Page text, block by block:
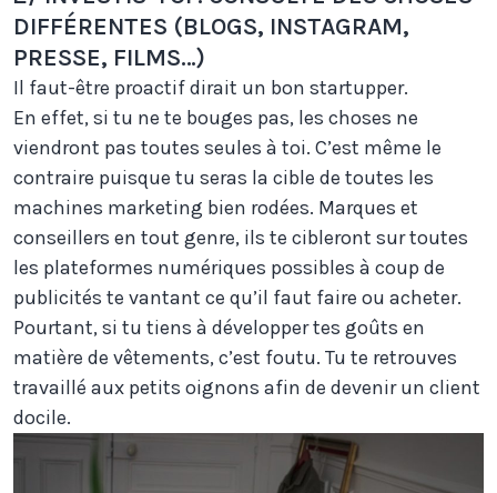
DIFFÉRENTES (BLOGS, INSTAGRAM,
PRESSE, FILMS…)
Il faut-être proactif dirait un bon startupper.
En effet, si tu ne te bouges pas, les choses ne
viendront pas toutes seules à toi. C’est même le
contraire puisque tu seras la cible de toutes les
machines marketing bien rodées. Marques et
conseillers en tout genre, ils te cibleront sur toutes
les plateformes numériques possibles à coup de
publicités te vantant ce qu’il faut faire ou acheter.
Pourtant, si tu tiens à développer tes goûts en
matière de vêtements, c’est foutu. Tu te retrouves
travaillé aux petits oignons afin de devenir un client
docile.